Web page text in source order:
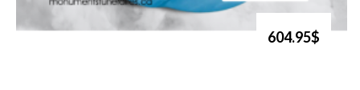
604.95$